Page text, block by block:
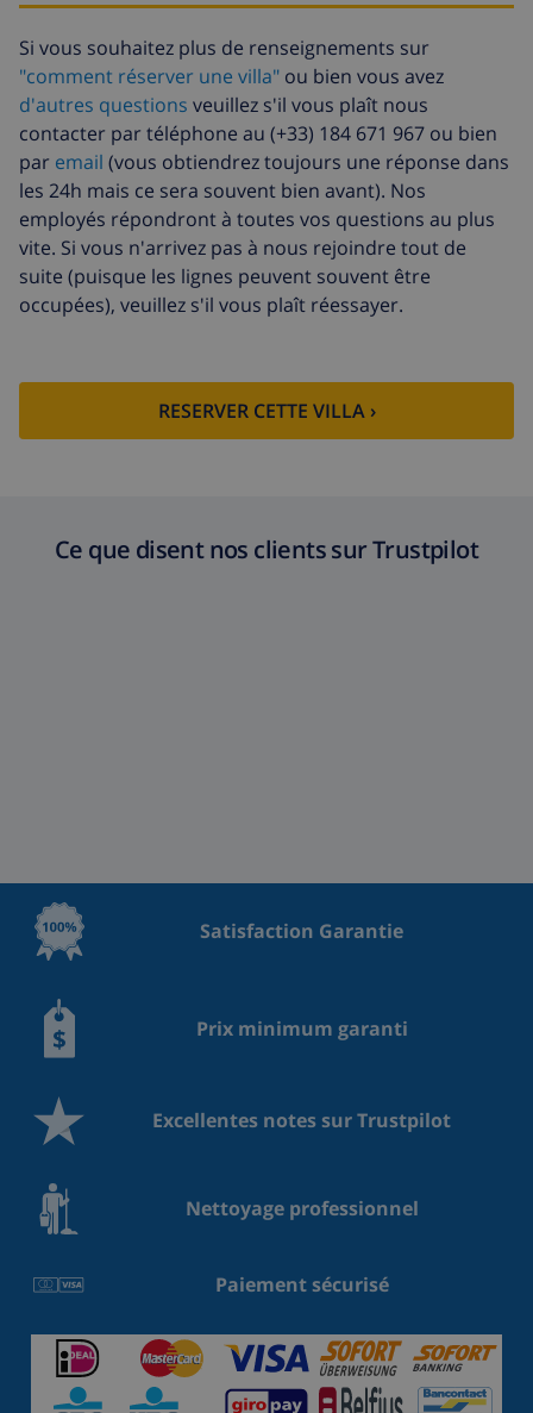
supplémentaires
Serviettes
supplémentaires
8,80 $US par personne
Départ tardif
113,75 $US
Nettoyage
supplémentaire
basée sur consommation
énergétique (52,77 $US/HOUR)
Fonds
d'annulation:
4.80% du montant total
Si vous souhaitez plus de renseignements sur
"comment réserver une villa" ou bien vous avez
d'autres questions veuillez s'il vous plaît nous
contacter par téléphone au (+33) 184 671 967 ou bien
par email (vous obtiendrez toujours une réponse dans
les 24h mais ce sera souvent bien avant). Nos
employés répondront à toutes vos questions au plus
vite. Si vous n'arrivez pas à nous rejoindre tout de
suite (puisque les lignes peuvent souvent être
occupées), veuillez s'il vous plaît réessayer.
RESERVER CETTE VILLA ›
Ce que disent nos clients sur Trustpilot
Satisfaction Garantie
Prix minimum garanti
Excellentes notes sur Trustpilot
Nettoyage professionnel
Paiement sécurisé